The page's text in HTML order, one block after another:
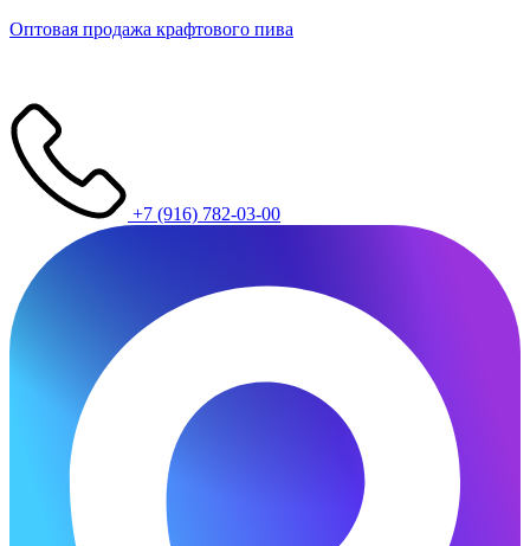
Оптовая продажа крафтового пива
+7 (916) 782-03-00